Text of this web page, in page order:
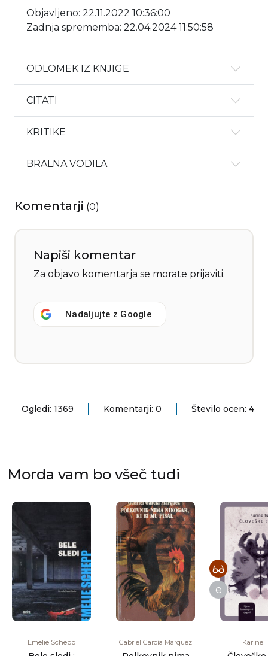
Objavljeno: 22.11.2022 10:36:00
Zadnja sprememba: 22.04.2024 11:50:58
ODLOMEK IZ KNJIGE
CITATI
KRITIKE
BRALNA VODILA
Komentarji (0)
Napiši komentar
Za objavo komentarja se morate prijaviti.
Nadaljujte z Google
Ogledi: 1369 Komentarji: 0 Število ocen: 4
Morda vam bo všeč tudi
Emelie Schepp Gabriel García Márquez
e
Karine